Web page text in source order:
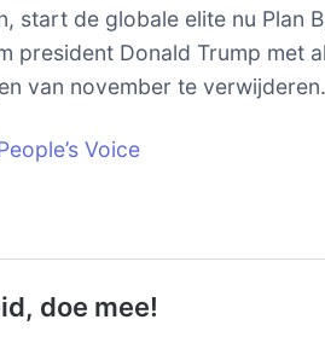
start de globale elite nu Plan
president Donald Trump met
van november te verwijderen.
Voice